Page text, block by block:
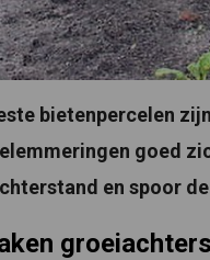
bietenpercelen
goed
en spoor